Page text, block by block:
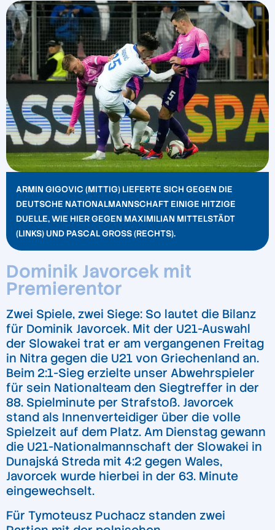
ARMIN GIGOVIC (MITTIG) LIEFERTE SICH GEGEN DIE
DEUTSCHE NATIONALMANNSCHAFT EINIGE HITZIGE
DUELLE, WIE HIER GEGEN MAXIMILIAN MITTELSTÄDT
(LINKS) UND PASCAL GROSS (RECHTS).
Dominik Javorcek mit
Premierentor
Zwei Spiele, zwei Siege: So lautet die Bilanz
für Dominik Javorcek. Mit der U21-Auswahl
der Slowakei trat er am vergangenen Freitag
in Nitra gegen die U21 von Griechenland an.
Beim 2:1-Sieg erzielte unser Abwehrspieler
für sein Nationalteam den Siegtreffer in der
88. Spielminute per Strafstoß. Javorcek
stand als Innenverteidiger über die volle
Spielzeit auf dem Platz. Am Dienstag gewann
die U21-Nationalmannschaft der Slowakei in
Dunajská Streda mit 4:2 gegen Wales,
Javorcek wurde hierbei in der 63. Minute
eingewechselt.
Für Tymoteusz Puchacz standen zwei